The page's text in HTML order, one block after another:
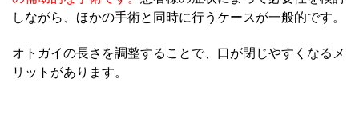
しながら、ほかの手術と同時に行うケースが一般的です。
オトガイの長さを調整することで、口が閉じやすくなるメ
リットがあります。